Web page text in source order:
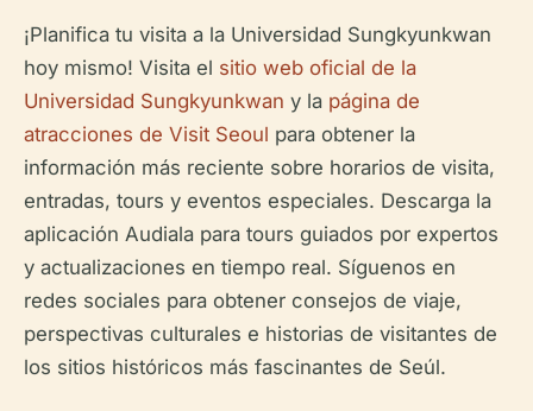
¡Planifica tu visita a la Universidad Sungkyunkwan
hoy mismo! Visita el sitio web oficial de la
Universidad Sungkyunkwan y la página de
atracciones de Visit Seoul para obtener la
información más reciente sobre horarios de visita,
entradas, tours y eventos especiales. Descarga la
aplicación Audiala para tours guiados por expertos
y actualizaciones en tiempo real. Síguenos en
redes sociales para obtener consejos de viaje,
perspectivas culturales e historias de visitantes de
los sitios históricos más fascinantes de Seúl.